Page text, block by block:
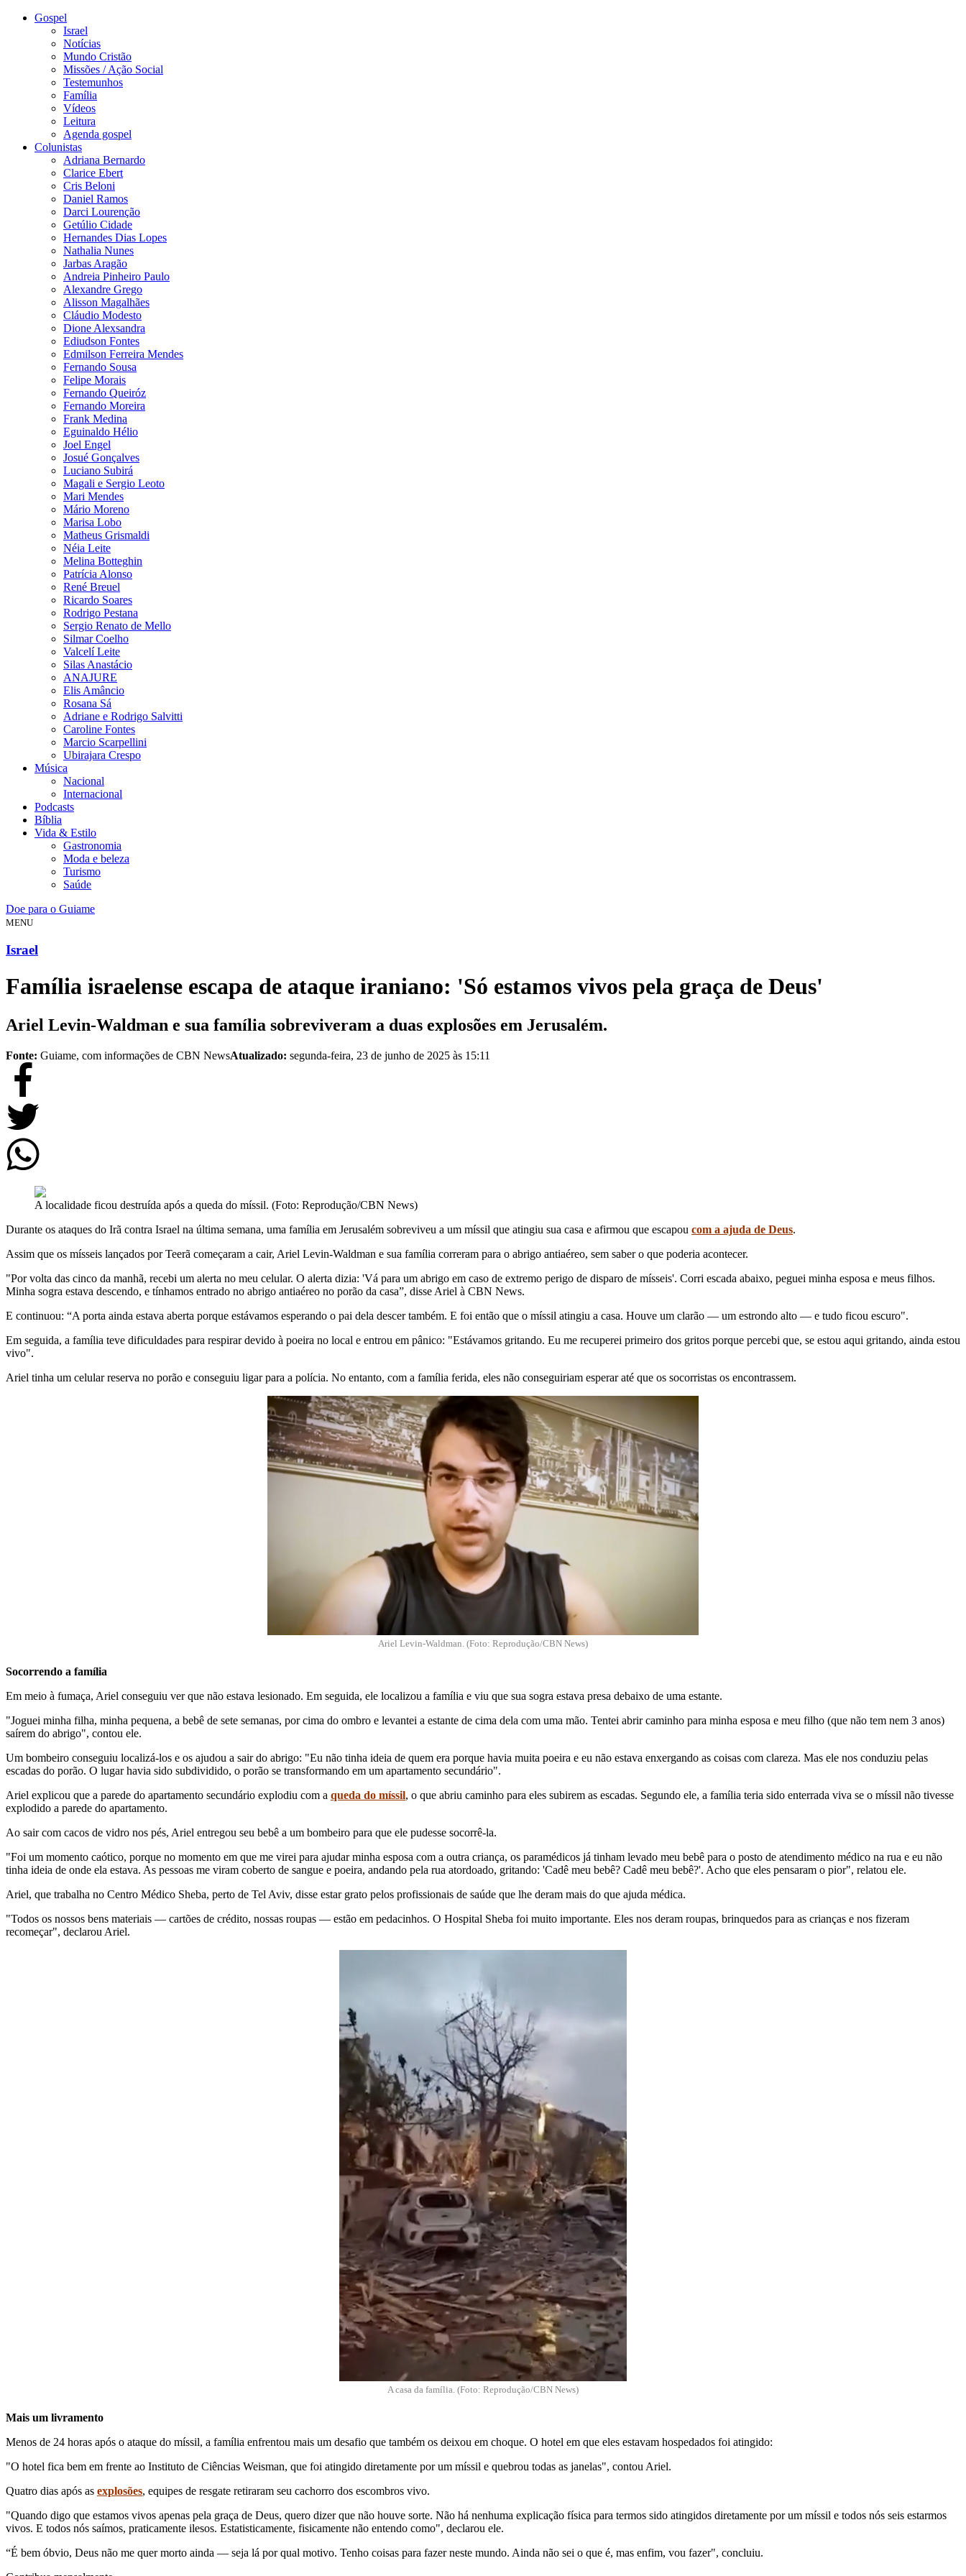
Gospel
Israel
Notícias
Mundo Cristão
Missões / Ação Social
Testemunhos
Família
Vídeos
Leitura
Agenda gospel
Colunistas
Adriana Bernardo
Clarice Ebert
Cris Beloni
Daniel Ramos
Darci Lourenção
Getúlio Cidade
Hernandes Dias Lopes
Nathalia Nunes
Jarbas Aragão
Andreia Pinheiro Paulo
Alexandre Grego
Alisson Magalhães
Cláudio Modesto
Dione Alexsandra
Ediudson Fontes
Edmilson Ferreira Mendes
Fernando Sousa
Felipe Morais
Fernando Queiróz
Fernando Moreira
Frank Medina
Eguinaldo Hélio
Joel Engel
Josué Gonçalves
Luciano Subirá
Magali e Sergio Leoto
Mari Mendes
Mário Moreno
Marisa Lobo
Matheus Grismaldi
Néia Leite
Melina Botteghin
Patrícia Alonso
René Breuel
Ricardo Soares
Rodrigo Pestana
Sergio Renato de Mello
Silmar Coelho
Valcelí Leite
Silas Anastácio
ANAJURE
Elis Amâncio
Rosana Sá
Adriane e Rodrigo Salvitti
Caroline Fontes
Marcio Scarpellini
Ubirajara Crespo
Música
Nacional
Internacional
Podcasts
Bíblia
Vida & Estilo
Gastronomia
Moda e beleza
Turismo
Saúde
Doe para o Guiame
MENU
Israel
Família israelense escapa de ataque iraniano: 'Só estamos vivos pela graça de Deus'
Ariel Levin-Waldman e sua família sobreviveram a duas explosões em Jerusalém.
Fonte: Guiame, com informações de CBN NewsAtualizado: segunda-feira, 23 de junho de 2025 às 15:11
A localidade ficou destruída após a queda do míssil. (Foto: Reprodução/CBN News)
Durante os ataques do Irã contra Israel na última semana, uma família em Jerusalém sobreviveu a um míssil que atingiu sua casa e afirmou que escapou com a ajuda de Deus.
Assim que os mísseis lançados por Teerã começaram a cair, Ariel Levin-Waldman e sua família correram para o abrigo antiaéreo, sem saber o que poderia acontecer.
"Por volta das cinco da manhã, recebi um alerta no meu celular. O alerta dizia: 'Vá para um abrigo em caso de extremo perigo de disparo de mísseis'. Corri escada abaixo, peguei minha esposa e meus filhos.
Minha sogra estava descendo, e tínhamos entrado no abrigo antiaéreo no porão da casa”, disse Ariel à CBN News.
E continuou: “A porta ainda estava aberta porque estávamos esperando o pai dela descer também. E foi então que o míssil atingiu a casa. Houve um clarão — um estrondo alto — e tudo ficou escuro".
Em seguida, a família teve dificuldades para respirar devido à poeira no local e entrou em pânico: "Estávamos gritando. Eu me recuperei primeiro dos gritos porque percebi que, se estou aqui gritando, ainda estou
vivo".
Ariel tinha um celular reserva no porão e conseguiu ligar para a polícia. No entanto, com a família ferida, eles não conseguiriam esperar até que os socorristas os encontrassem.
Ariel Levin-Waldman. (Foto: Reprodução/CBN News)
Socorrendo a família
Em meio à fumaça, Ariel conseguiu ver que não estava lesionado. Em seguida, ele localizou a família e viu que sua sogra estava presa debaixo de uma estante.
"Joguei minha filha, minha pequena, a bebê de sete semanas, por cima do ombro e levantei a estante de cima dela com uma mão. Tentei abrir caminho para minha esposa e meu filho (que não tem nem 3 anos)
saírem do abrigo", contou ele.
Um bombeiro conseguiu localizá-los e os ajudou a sair do abrigo: "Eu não tinha ideia de quem era porque havia muita poeira e eu não estava enxergando as coisas com clareza. Mas ele nos conduziu pelas
escadas do porão. O lugar havia sido subdividido, o porão se transformando em um apartamento secundário".
Ariel explicou que a parede do apartamento secundário explodiu com a queda do míssil, o que abriu caminho para eles subirem as escadas. Segundo ele, a família teria sido enterrada viva se o míssil não tivesse
explodido a parede do apartamento.
Ao sair com cacos de vidro nos pés, Ariel entregou seu bebê a um bombeiro para que ele pudesse socorrê-la.
"Foi um momento caótico, porque no momento em que me virei para ajudar minha esposa com a outra criança, os paramédicos já tinham levado meu bebê para o posto de atendimento médico na rua e eu não
tinha ideia de onde ela estava. As pessoas me viram coberto de sangue e poeira, andando pela rua atordoado, gritando: 'Cadê meu bebê? Cadê meu bebê?'. Acho que eles pensaram o pior", relatou ele.
Ariel, que trabalha no Centro Médico Sheba, perto de Tel Aviv, disse estar grato pelos profissionais de saúde que lhe deram mais do que ajuda médica.
"Todos os nossos bens materiais — cartões de crédito, nossas roupas — estão em pedacinhos. O Hospital Sheba foi muito importante. Eles nos deram roupas, brinquedos para as crianças e nos fizeram
recomeçar", declarou Ariel.
A casa da família. (Foto: Reprodução/CBN News)
Mais um livramento
Menos de 24 horas após o ataque do míssil, a família enfrentou mais um desafio que também os deixou em choque. O hotel em que eles estavam hospedados foi atingido:
"O hotel fica bem em frente ao Instituto de Ciências Weisman, que foi atingido diretamente por um míssil e quebrou todas as janelas", contou Ariel.
Quatro dias após as explosões, equipes de resgate retiraram seu cachorro dos escombros vivo.
"Quando digo que estamos vivos apenas pela graça de Deus, quero dizer que não houve sorte. Não há nenhuma explicação física para termos sido atingidos diretamente por um míssil e todos nós seis estarmos
vivos. E todos nós saímos, praticamente ilesos. Estatisticamente, fisicamente não entendo como", declarou ele.
“É bem óbvio, Deus não me quer morto ainda — seja lá por qual motivo. Tenho coisas para fazer neste mundo. Ainda não sei o que é, mas enfim, vou fazer", concluiu.